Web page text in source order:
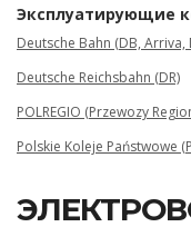
Эксплуатирующие
Deutsche Bahn (DB, Arriva,
Deutsche Reichsbahn (DR)
POLREGIO (Przewozy
Polskie Koleje Państwowe